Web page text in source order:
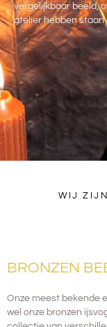
vergelijkbaar beeld,
atelier hebben staan
WIJ
BRONZEN
Onze meest bekende
wel onze bronzen